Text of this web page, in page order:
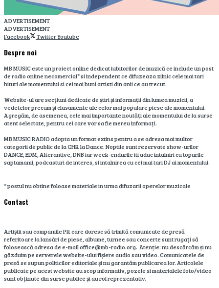
ADVERTISEMENT
ADVERTISEMENT
Facebook
TwitterYoutube
Despre noi
MB MUSIC este un proiect online dedicat iubitorilor de muzică ce include un post
de radio online necomercial* si independent ce difuzeaza zilnic cele mai tari
hituri ale momentului si cei mai buni artisti din anii ce au trecut.
Website-ul are secțiuni dedicate de știri și informații din lumea muzicii, a
vedetelor precum și clasamente ale celor mai populare piese ale momentului.
Agregăm, de asemenea, cele mai importante noutăți ale momentului de la surse
atent selectate, pentru cei care vor sa fie mereu informați.
MB MUSIC RADIO adopta un format extins pentru a se adresa mai multor
categorii de public de la CHR la Dance. Noptile sunt rezervate show-urilor
DANCE, EDM, Alterantive, DNB iar week-endurile iti aduc intalniri cu topurile
saptamanii, podcasturi de interes, si intalnirea cu cei mai tari DJ ai momentului.
* postul nu obtine foloase materiale in urma difuzarii operelor muzicale
Contact
Artiștii sau companiile PR care doresc să trimită comunicate de presă
referitoare la lansări de piese, albume, turnee sau concerte sunt rugați să
folosească adresa de e-mail office@mb-radio.org. Atenție: nu descărcăm și nu
găzduim pe serverele website-ului fișiere audio sau video. Comunicatele de
presă se supun politicilor editoriale și nu garantăm publicarea lor. Articolele
publicate pe acest website au scop informativ, pozele si materialele foto/video
sunt obținute din surse publice și au rol reprezentativ.